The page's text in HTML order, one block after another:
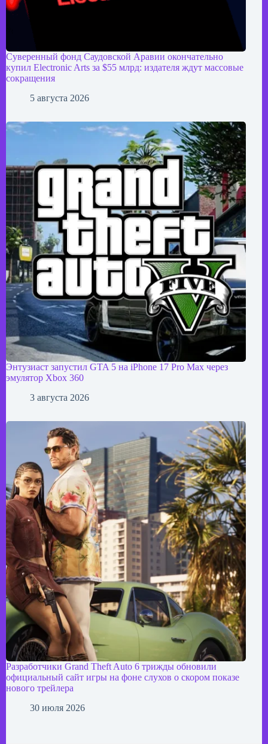
Суверенный фонд Саудовской Аравии окончательно
купил Electronic Arts за $55 млрд: издателя ждут массовые
сокращения
5 августа 2026
Энтузиаст запустил GTA 5 на iPhone 17 Pro Max через
эмулятор Xbox 360
3 августа 2026
Разработчики Grand Theft Auto 6 трижды обновили
официальный сайт игры на фоне слухов о скором показе
нового трейлера
30 июля 2026